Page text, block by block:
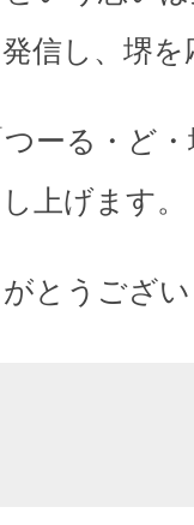
信し、堺を
ーる・ど
上げます。
とうござい